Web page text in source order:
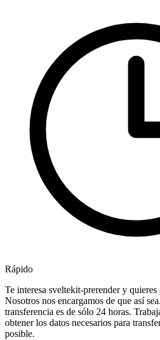
Rápido
Te interesa sveltekit-prerender y
Nosotros nos encargamos de que así
transferencia es de sólo 24 horas.
obtener los datos necesarios para
posible.